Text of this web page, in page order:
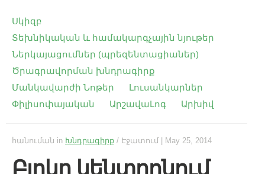
Սկիզբ
Տեխնիկական և համակարգչային նյութեր
Ներկայացումներ (պրեզենտացիաներ)
Ծրագրավորման խնդրագիրք
Մանկավարժի Նոթեր
Լուսանկարներ
Փիլիսոփայական
ԱրշավաԼոգ Արխիվ
հանուման in Խնդրագիրք / Էջատում May 25, 2014
Բլոկը կենտրոնում